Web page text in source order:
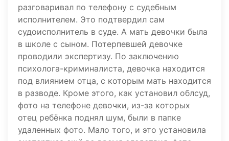
разговаривал по телефону с судебным
исполнителем. Это подтвердил сам
судоисполнитель в суде. А мать девочки была
в школе с сыном. Потерпевшей девочке
проводили экспертизу. По заключению
психолога-криминалиста, девочка находится
под влиянием отца, с которым мать находится
в разводе. Кроме этого, как установил облсуд,
фото на телефоне девочки, из-за которых
отец ребёнка поднял шум, были в папке
удаленных фото. Мало того, и это установила